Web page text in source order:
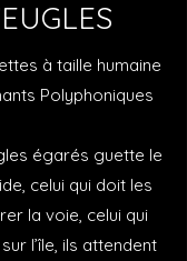
à taille humaine
Polyphoniques
égarés guette le
celui qui doit les
la voie, celui qui
l’île, ils attendent